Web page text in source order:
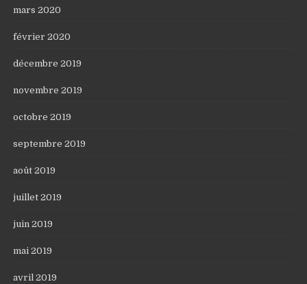
mars 2020
février 2020
décembre 2019
novembre 2019
octobre 2019
septembre 2019
août 2019
juillet 2019
juin 2019
mai 2019
avril 2019